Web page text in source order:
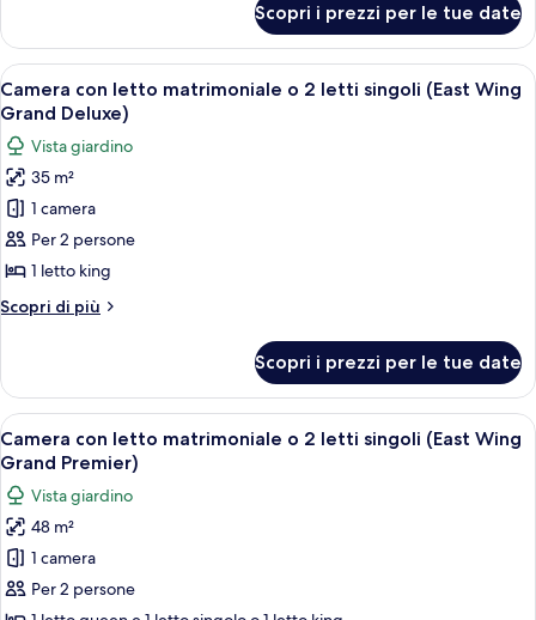
Room
Queen
Room
Scopri i prezzi per le tue date
Apri
tutte
le
foto
per
Camera
con
letto
matrimoniale
o
letti
singoli
(East
Wing
Grand
Deluxe)
Camera d'albergo con un letto
2
Camera con letto matrimoniale o 2 letti singoli (East Wing
Grand Deluxe)
Vista giardino
35 m²
1 camera
Per 2 persone
1 letto king
Scopri di più
Altri
con
letto
matrimoniale
o
letti
singoli
(East
Wing
Grand
Scopri i prezzi per le tue date
Apri
tutte
le
foto
per
Camera
con
Biancheria da letto di alta qualità,
3
Camera con letto matrimoniale o 2 letti singoli (East Wing
Grand Premier)
Vista giardino
48 m²
1 camera
Per 2 persone